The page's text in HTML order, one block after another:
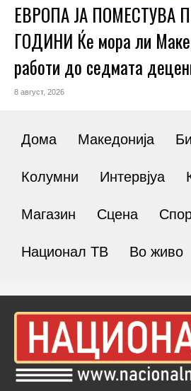
ЕВРОПА ЈА ПОМЕСТУВА
ГОДИНИ Ќе мора ли
работи до седмата
8 август, 2026
Дома Македонија
Колумни Интервјуа
Магазин Сцена
Национал ТВ Во живо